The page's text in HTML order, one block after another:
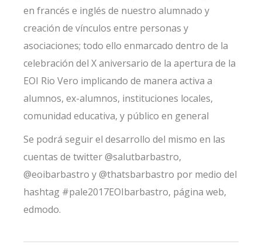
en francés e inglés de nuestro alumnado y
creación de vínculos entre personas y
asociaciones; todo ello enmarcado dentro de la
celebración del X aniversario de la apertura de la
EOI Rio Vero implicando de manera activa a
alumnos, ex-alumnos, instituciones locales,
comunidad educativa, y público en general
Se podrá seguir el desarrollo del mismo en las
cuentas de twitter @salutbarbastro,
@eoibarbastro y @thatsbarbastro por medio del
hashtag #pale2017EOIbarbastro, página web,
edmodo.